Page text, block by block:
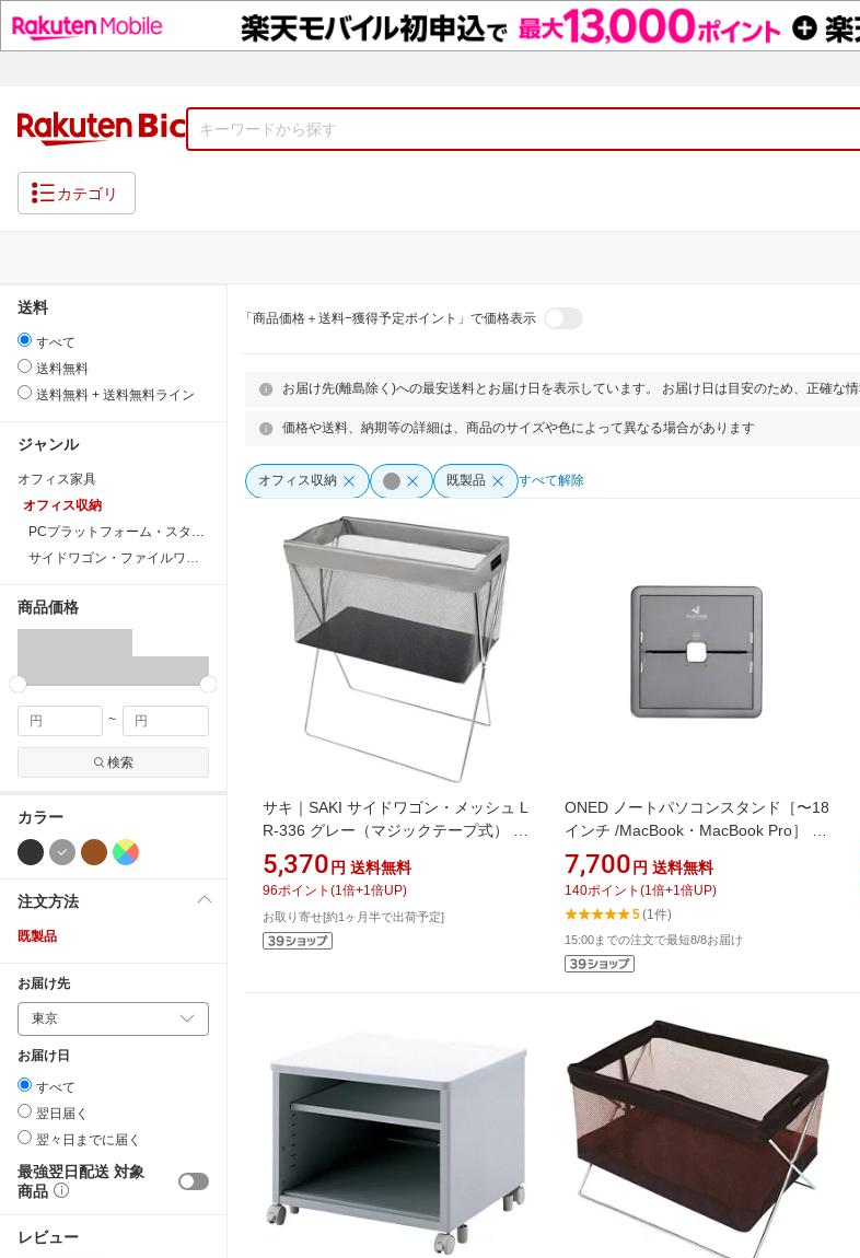
カテゴリ
送料
すべて
送料無料
送料無料 + 送料無料ライン
ジャンル
オフィス家具
オフィス収納
商品価格
~
検索
カラー
注文方法
既製品
お届け先
お届け日
すべて
翌日届く
翌々日までに届く
最強翌日配送 対象
商品
レビュー
「商品価格＋送料−獲得予定ポイント」で価格表示
お届け先(離島除く)への最安送料とお届け日を表示しています。 お届け日は目安のため、正確な
価格や送料、納期等の詳細は、商品のサイズや色によって異なる場合があります
オフィス収納 既製品 すべて解除
サキ｜SAKI サイドワゴン・メッシュ L
R-336 グレー（マジックテープ式） ＜
VSI2303＞[VSI2303]
5,370 円 送料無料
96ポイント (1 倍+1 倍UP)
お取り寄せ[約1ヶ月半で出荷予定]
ONED ノートパソコンスタンド［〜18
インチ /MacBook・MacBook Pro］ 折
りたたみ式 Majextand スペースグレー
MJX200/GRY
7,700 円 送料無料
140ポイント (1 倍+1 倍UP)
5(1件)
15:00までの注文で最短8/8お届け